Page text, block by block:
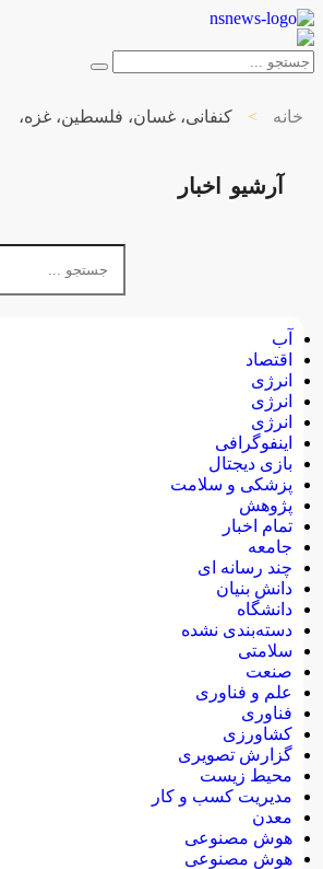
خانه > کنفانی، غسان، فلسطین، غزه،
آرشیو اخبار
آب
اقتصاد
انرژی
انرژی
انرژی
اینفوگرافی
بازی دیجتال
پزشکی و سلامت
پژوهش
تمام اخبار
جامعه
چند رسانه ای
دانش بنیان
دانشگاه
دسته‌بندی نشده
سلامتی
صنعت
علم و فناوری
فناوری
کشاورزی
گزارش تصویری
محیط زیست
مدیریت کسب و کار
معدن
هوش مصنوعی
هوش مصنوعی